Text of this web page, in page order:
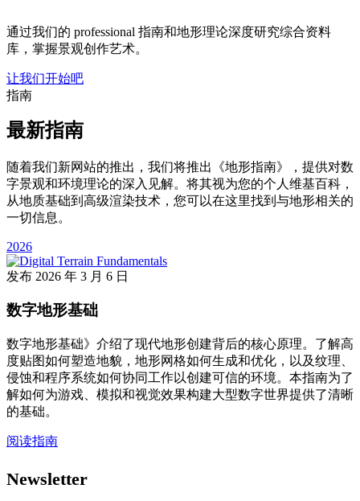
通过我们的 professional 指南和地形理论深度研究综合资料
库，掌握景观创作艺术。
让我们开始吧
指南
最新指南
随着我们新网站的推出，我们将推出《地形指南》，提供对数
字景观和环境理论的深入见解。将其视为您的个人维基百科，
从地质基础到高级渲染技术，您可以在这里找到与地形相关的
一切信息。
2026
发布 2026 年 3 月 6 日
数字地形基础
数字地形基础》介绍了现代地形创建背后的核心原理。了解高
度贴图如何塑造地貌，地形网格如何生成和优化，以及纹理、
侵蚀和程序系统如何协同工作以创建可信的环境。本指南为了
解如何为游戏、模拟和视觉效果构建大型数字世界提供了清晰
的基础。
阅读指南
Newsletter